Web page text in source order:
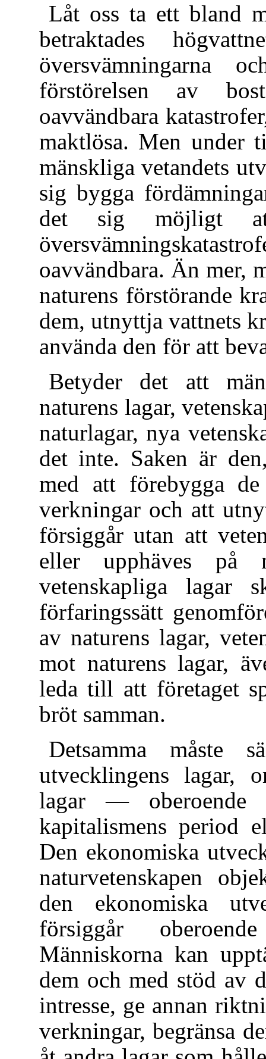
Låt oss ta ett bland
betraktades
översvämningarna
förstörelsen av
oavvändbara
maktlösa. Men under
mänskliga vetandets
sig bygga
det sig möjligt
oavvändbara. Än mer,
naturens förstörande
dem, utnyttja vattnets
använda den för att
Betyder det att
naturens lagar,
naturlagar, nya
det inte. Saken är
med att förebygga de
verkningar och att
försiggår utan att
eller upphäves
vetenskapliga lagar
förfaringssätt
av naturens lagar,
mot naturens lagar,
leda till att företaget
bröt samman.
Detsamma måste
utvecklingens lagar,
lagar —
kapitalismens period
Den ekonomiska
naturvetenskapen
den ekonomiska
försiggår
Människorna kan
dem och med stöd av
intresse, ge annan
verkningar, begränsa